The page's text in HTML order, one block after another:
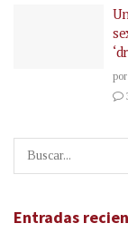
por
Entradas